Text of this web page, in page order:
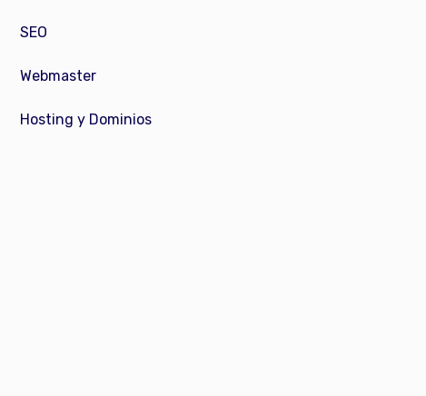
SEO
Webmaster
Hosting y Dominios